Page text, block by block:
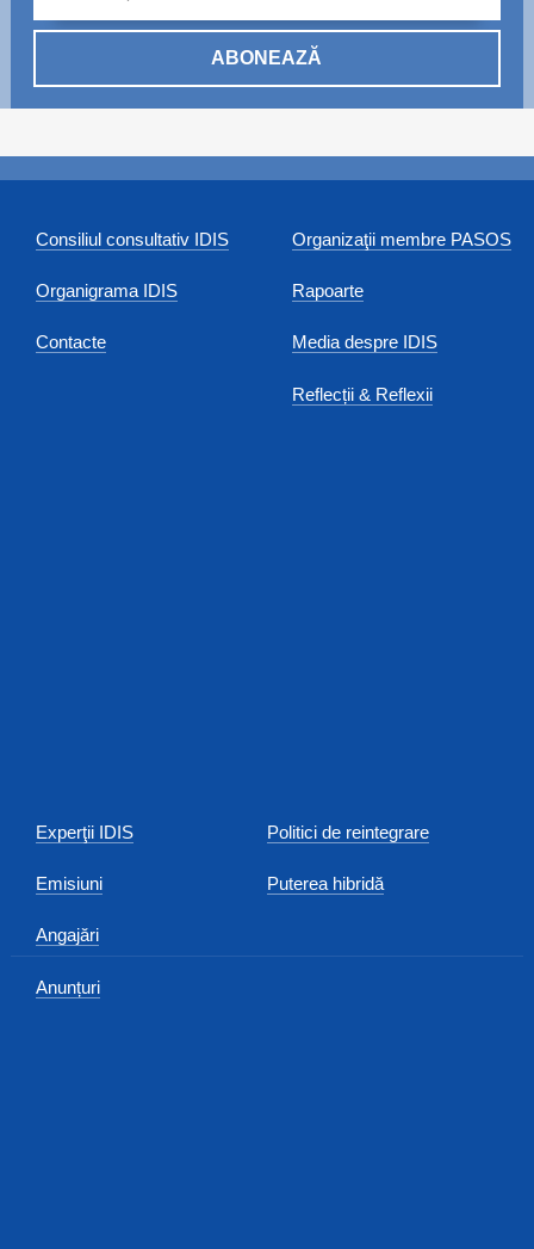
ABONEAZĂ
Consiliul consultativ IDIS
Organigrama IDIS
Contacte
Organizaţii membre PASOS
Rapoarte
Media despre IDIS
Reflecții & Reflexii
Experţii IDIS
Emisiuni
Angajări
Anunțuri
Politici de reintegrare
Puterea hibridă